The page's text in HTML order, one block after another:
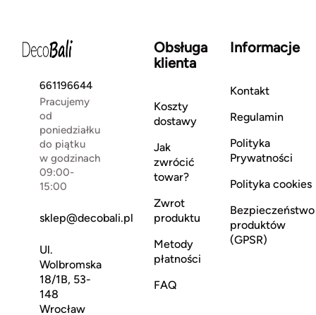
661196644
Pracujemy
od
poniedziałku
do piątku
w godzinach
09:00-
15:00
sklep@decobali.pl
Ul.
Wolbromska
18/1B, 53-
148
Wrocław
Obsługa
klienta
Koszty
dostawy
Jak
zwrócić
towar?
Zwrot
produktu
Metody
płatności
FAQ
Informacje
Kontakt
Regulamin
Polityka
Prywatności
Polityka cookies
Bezpieczeństwo
produktów
(GPSR)